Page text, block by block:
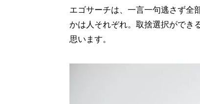
エゴサーチは、一言一句逃さず全
かは人それぞれ。取捨選択ができ
思います。